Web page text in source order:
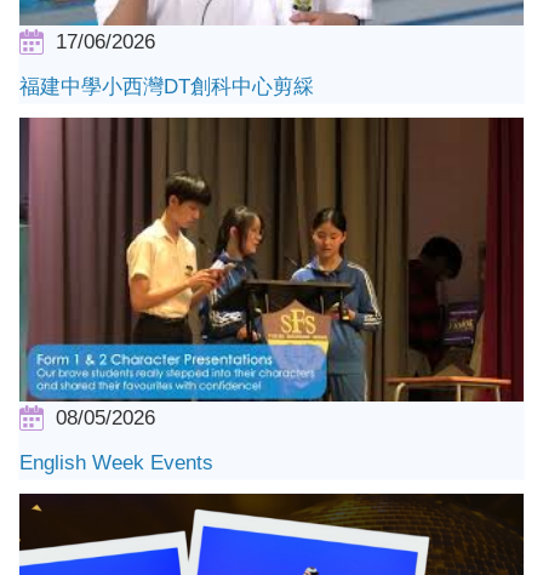
17/06/2026
福建中學小西灣DT創科中心剪綵
08/05/2026
English Week Events